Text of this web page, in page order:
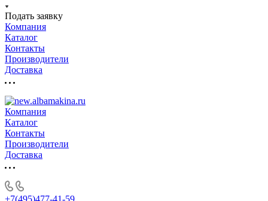
Подать заявку
Компания
Каталог
Контакты
Производители
Доставка
Компания
Каталог
Контакты
Производители
Доставка
+7(495)477-41-59